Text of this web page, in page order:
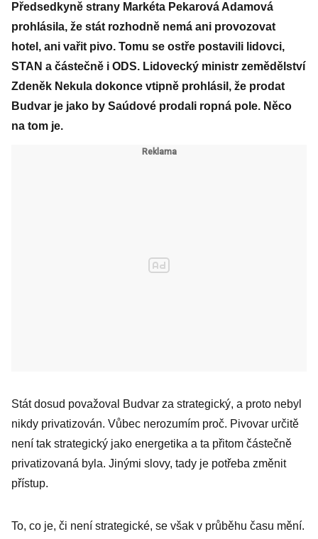
Předsedkyně strany Markéta Pekarová Adamová
prohlásila, že stát rozhodně nemá ani provozovat
hotel, ani vařit pivo. Tomu se ostře postavili lidovci,
STAN a částečně i ODS. Lidovecký ministr zemědělství
Zdeněk Nekula dokonce vtipně prohlásil, že prodat
Budvar je jako by Saúdové prodali ropná pole. Něco
na tom je.
Stát dosud považoval Budvar za strategický, a proto nebyl
nikdy privatizován. Vůbec nerozumím proč. Pivovar určitě
není tak strategický jako energetika a ta přitom částečně
privatizovaná byla. Jinými slovy, tady je potřeba změnit
přístup.
To, co je, či není strategické, se však v průběhu času mění.